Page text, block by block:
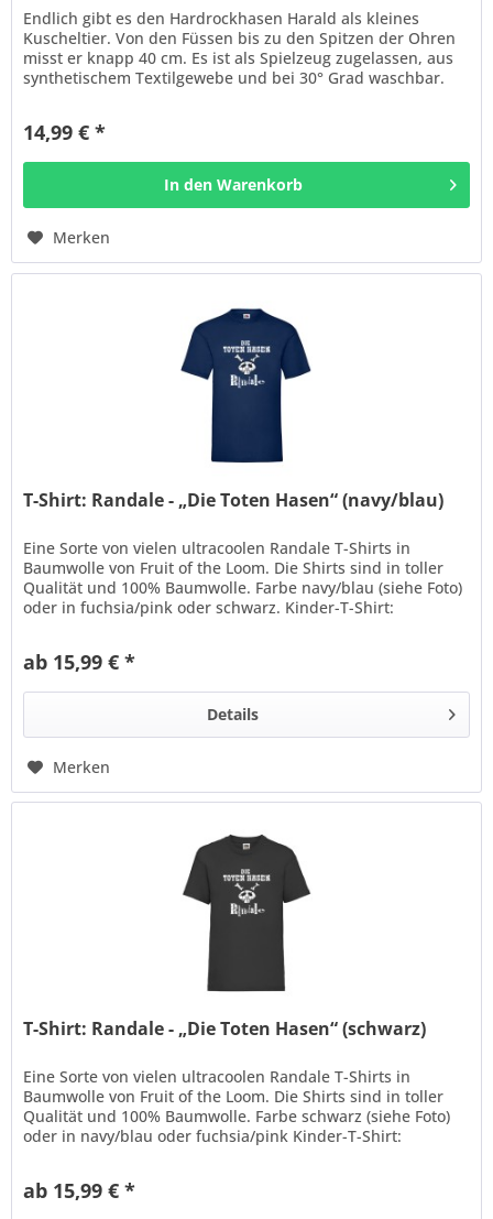
Endlich gibt es den Hardrockhasen Harald als kleines
Kuscheltier. Von den Füssen bis zu den Spitzen der Ohren
misst er knapp 40 cm. Es ist als Spielzeug zugelassen, aus
synthetischem Textilgewebe und bei 30° Grad waschbar.
14,99 € *
In den Warenkorb
Merken
T-Shirt: Randale - „Die Toten Hasen“ (navy/blau)
Eine Sorte von vielen ultracoolen Randale T-Shirts in
Baumwolle von Fruit of the Loom. Die Shirts sind in toller
Qualität und 100% Baumwolle. Farbe navy/blau (siehe Foto)
oder in fuchsia/pink oder schwarz. Kinder-T-Shirt:
ab 15,99 € *
Details
Merken
T-Shirt: Randale - „Die Toten Hasen“ (schwarz)
Eine Sorte von vielen ultracoolen Randale T-Shirts in
Baumwolle von Fruit of the Loom. Die Shirts sind in toller
Qualität und 100% Baumwolle. Farbe schwarz (siehe Foto)
oder in navy/blau oder fuchsia/pink Kinder-T-Shirt:
ab 15,99 € *